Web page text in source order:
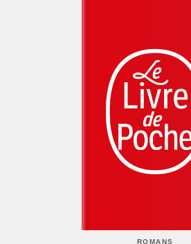
ROMANS